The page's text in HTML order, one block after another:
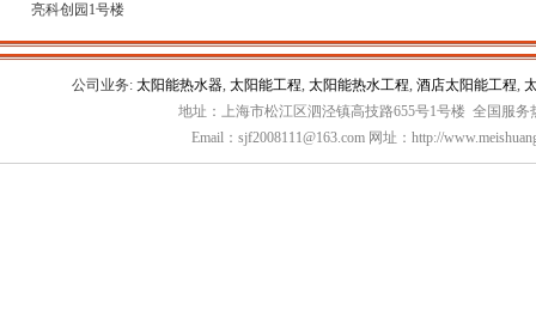
亮科创园1号楼
公司业务: 太阳能热水器, 太阳能工程, 太阳能热水工程, 酒店太阳能工程,
地址：上海市松江区泗泾镇高技路655号1号楼 全国服务
Email：sjf2008111@163.com 网址：http://